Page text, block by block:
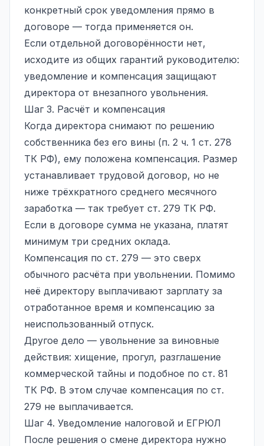
конкретный срок уведомления прямо в
договоре — тогда применяется он.
Если отдельной договорённости нет,
исходите из общих гарантий руководителю:
уведомление и компенсация защищают
директора от внезапного увольнения.
Шаг 3. Расчёт и компенсация
Когда директора снимают по решению
собственника без его вины (п. 2 ч. 1 ст. 278
ТК РФ), ему положена компенсация. Размер
устанавливает трудовой договор, но не
ниже трёхкратного среднего месячного
заработка — так требует ст. 279 ТК РФ.
Если в договоре сумма не указана, платят
минимум три средних оклада.
Компенсация по ст. 279 — это сверх
обычного расчёта при увольнении. Помимо
неё директору выплачивают зарплату за
отработанное время и компенсацию за
неиспользованный отпуск.
Другое дело — увольнение за виновные
действия: хищение, прогул, разглашение
коммерческой тайны и подобное по ст. 81
ТК РФ. В этом случае компенсация по ст.
279 не выплачивается.
Шаг 4. Уведомление налоговой и ЕГРЮЛ
После решения о смене директора нужно